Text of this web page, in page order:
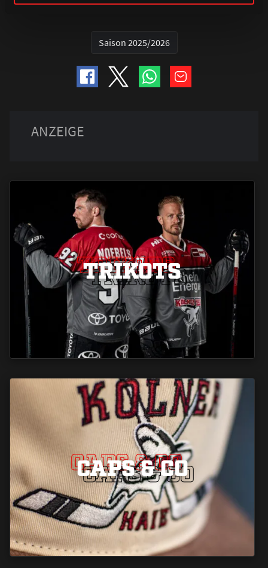
Saison 2025/2026
TRIKOTS
TRIKOTS
TRIKOTS
CAPS & CO
CAPS & CO
CAPS & CO